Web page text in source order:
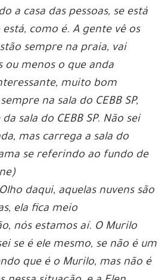
a casa das pessoas, se está
como é. A gente vê os
sempre na praia, vai
ou menos o que anda
muito bom
na sala do CEBB SP,
sala do CEBB SP. Não sei
mas carrega a sala do
se referindo ao fundo de
daqui, aquelas nuvens são
ela fica meio
nós estamos aí. O Murilo
se é ele mesmo, se não é um
que é o Murilo, mas não é